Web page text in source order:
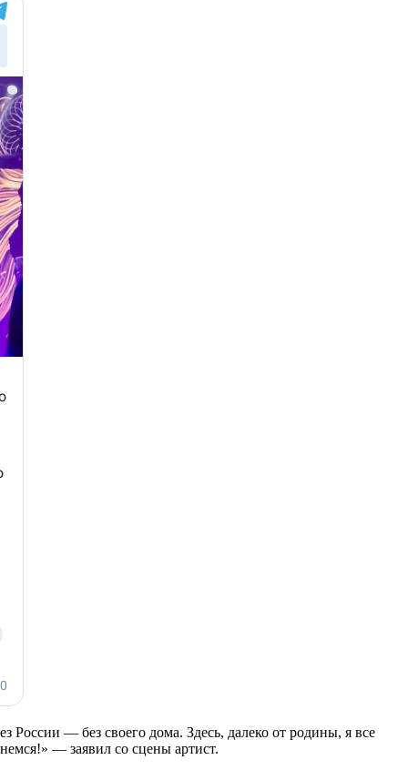
России — без своего дома. Здесь, далеко от родины, я все
— заявил со сцены артист.